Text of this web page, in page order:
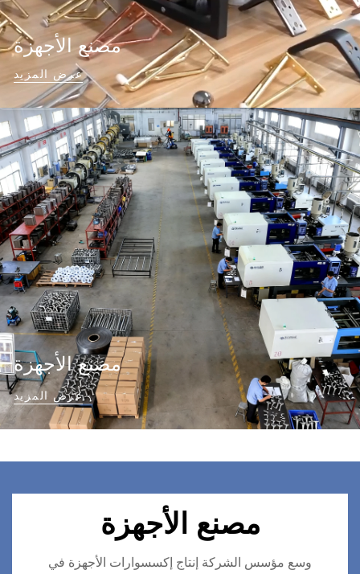
مصنع الأجهزة
عرض المزيد
مصنع الأجهزة
عرض المزيد
مصنع الأجهزة
وسع مؤسس الشركة إنتاج إكسسوارات الأجهزة في